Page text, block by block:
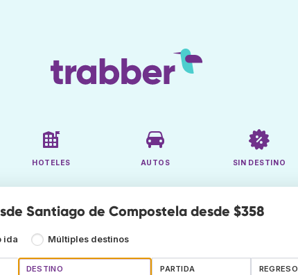
HOTELES AUTOS SIN DESTINO
Santiago de Compostela desde $358
ida Múltiples destinos
DESTINO PARTIDA REGRESO